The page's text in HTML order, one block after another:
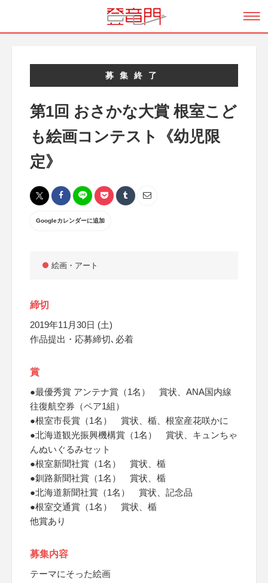
募集終了
第1回 おさかな大賞 根室こど
も絵画コンテスト《幼児限
定》
Googleカレンダーに追加
絵画・アート
締切
2019年11月30日 (土)
作品提出・応募締切､必着
賞
●最優秀賞 アンテナ賞（1名） 賞状、ANA国内線
往復航空券（ペア1組）
●根室市長賞（1名） 賞状、楯、根室産花咲かに
●北海道観光振興機構賞（1名） 賞状、キュンちゃ
んぬいぐるみセット
●根室新聞社賞（1名） 賞状、楯
●釧路新聞社賞（1名） 賞状、楯
●北海道新聞社賞（1名） 賞状、記念品
●根室交通賞（1名） 賞状、楯
他賞あり
募集内容
テーマにそった絵画